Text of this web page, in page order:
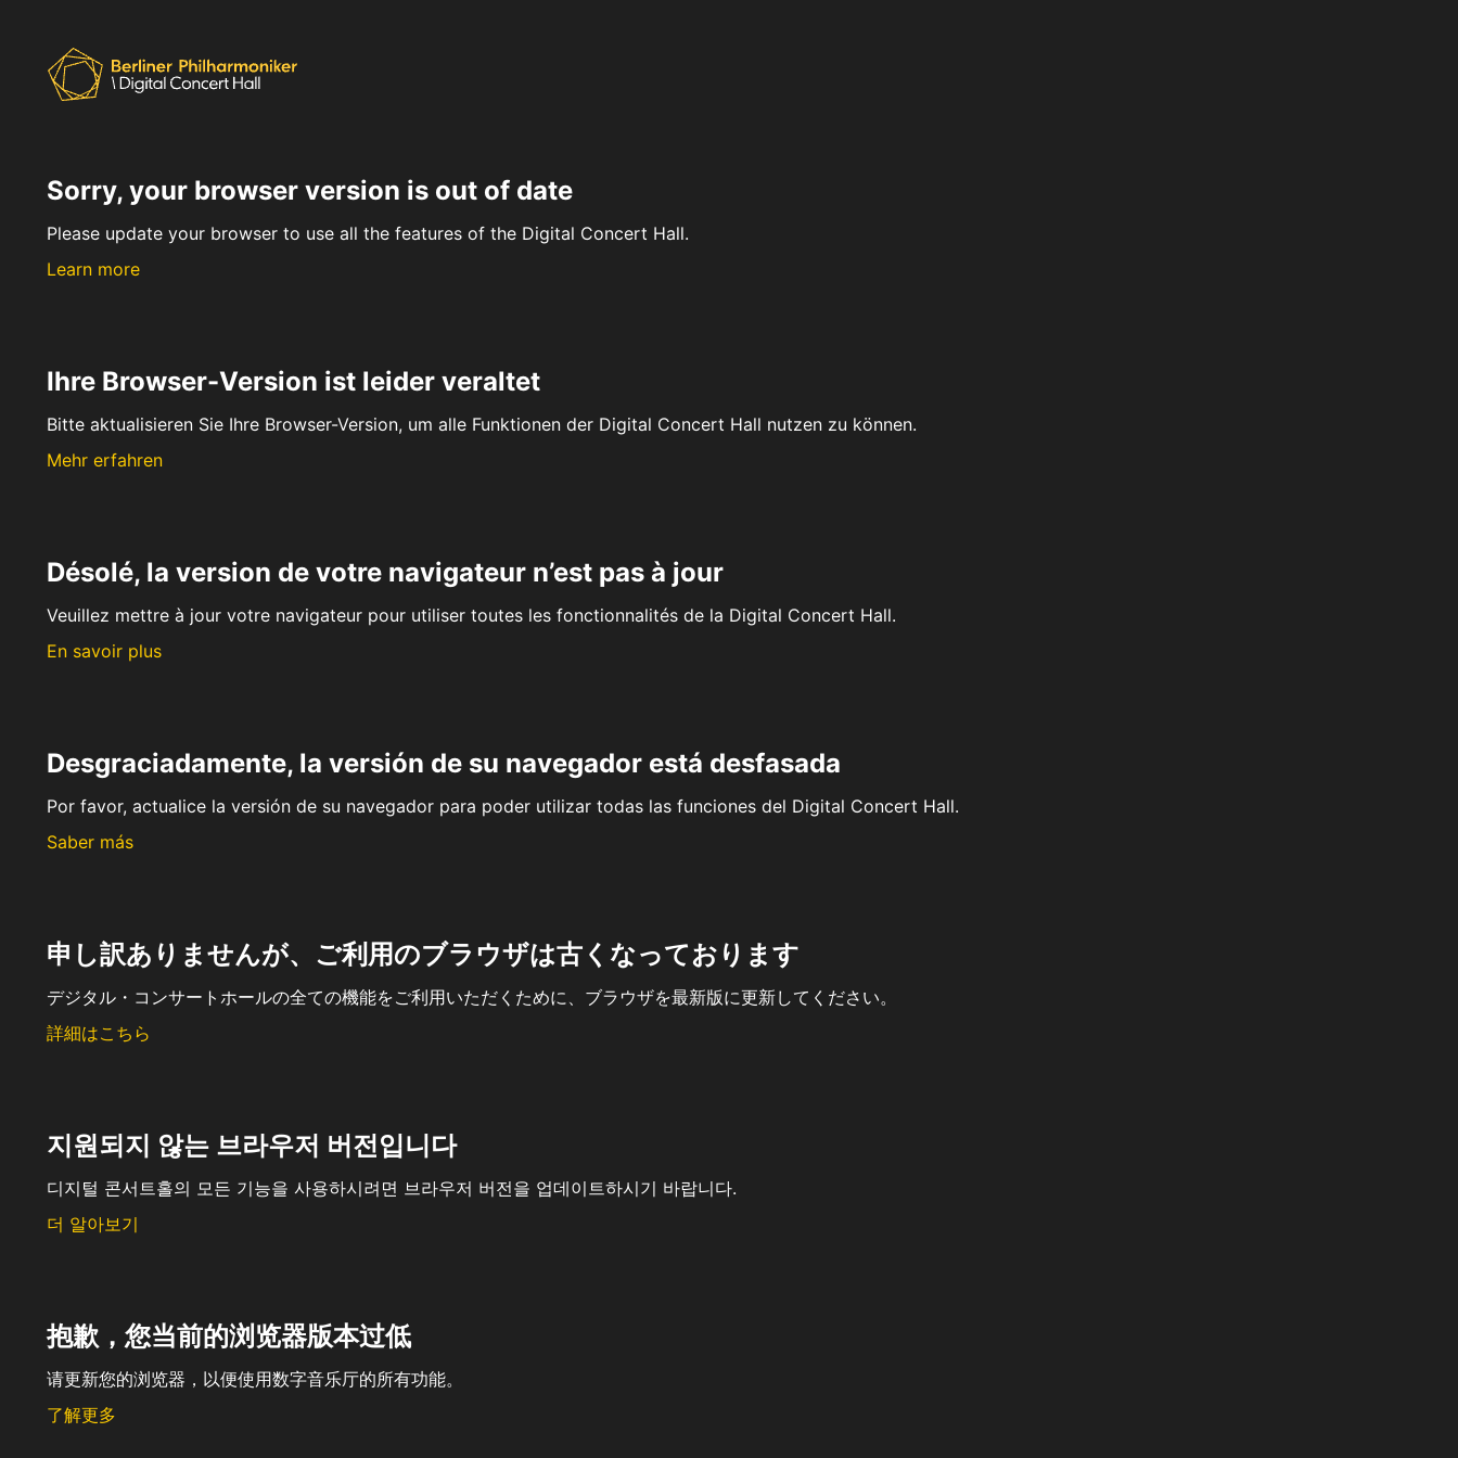
Sorry, your browser version is out of date
Please update your browser to use all the features of the Digital Concert Hall.
Learn more
Ihre Browser-Version ist leider veraltet
Bitte aktualisieren Sie Ihre Browser-Version, um alle Funktionen der Digital Concert Hall nutzen zu können.
Mehr erfahren
Désolé, la version de votre navigateur n’est pas à jour
Veuillez mettre à jour votre navigateur pour utiliser toutes les fonctionnalités de la Digital Concert Hall.
En savoir plus
Desgraciadamente, la versión de su navegador está desfasada
Por favor, actualice la versión de su navegador para poder utilizar todas las funciones del Digital Concert Hall.
Saber más
申し訳ありませんが、ご利用のブラウザは古くなっております
デジタル・コンサートホールの全ての機能をご利用いただくために、ブラウザを最新版に更新してください。
詳細はこちら
지원되지 않는 브라우저 버전입니다
디지털 콘서트홀의 모든 기능을 사용하시려면 브라우저 버전을 업데이트하시기 바랍니다.
더 알아보기
抱歉，您当前的浏览器版本过低
请更新您的浏览器，以便使用数字音乐厅的所有功能。
了解更多